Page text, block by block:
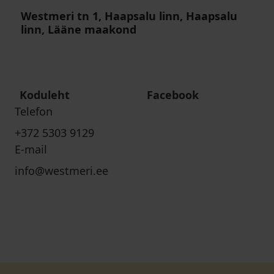
Westmeri tn 1, Haapsalu linn, Haapsalu
linn, Lääne maakond
Koduleht
Facebook
Telefon
+372 5303 9129
E-mail
info@westmeri.ee